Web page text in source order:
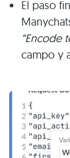
El paso
“Encode
campo y